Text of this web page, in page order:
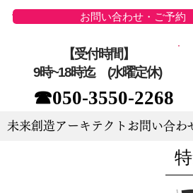
お問い合わせ・ご予約
☎050-3550-2268
【受付時間】
9時~18時迄 (水曜定休)
未来創造アーキテクトお問い合わ